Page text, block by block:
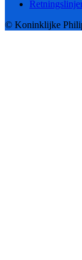
© Koninklijke